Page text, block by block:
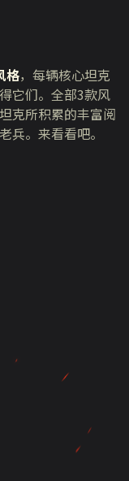
格，每辆核心坦克
它们。全部3款风
克所积累的丰富阅
兵。来看看吧。